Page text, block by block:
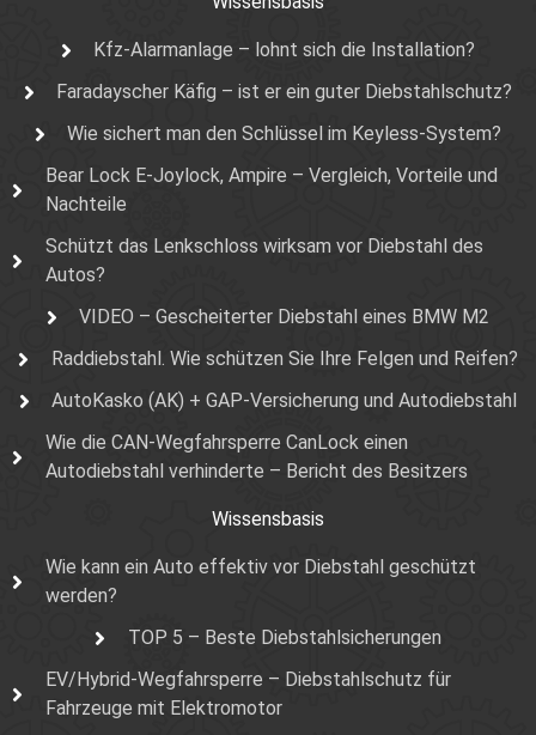
Kfz-Alarmanlage – lohnt sich die Installation?
Faradayscher Käfig – ist er ein guter Diebstahlschutz?
Wie sichert man den Schlüssel im Keyless-System?
Bear Lock E-Joylock, Ampire – Vergleich, Vorteile und
Nachteile
Schützt das Lenkschloss wirksam vor Diebstahl des
Autos?
VIDEO – Gescheiterter Diebstahl eines BMW M2
Raddiebstahl. Wie schützen Sie Ihre Felgen und Reifen?
AutoKasko (AK) + GAP-Versicherung und Autodiebstahl
Wie die CAN-Wegfahrsperre CanLock einen
Autodiebstahl verhinderte – Bericht des Besitzers
Wissensbasis
Wie kann ein Auto effektiv vor Diebstahl geschützt
werden?
TOP 5 – Beste Diebstahlsicherungen
EV/Hybrid-Wegfahrsperre – Diebstahlschutz für
Fahrzeuge mit Elektromotor